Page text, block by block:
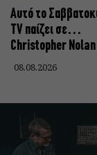
Αυτό το
TV παίζει σε…
Christopher Nolan
08.08.2026